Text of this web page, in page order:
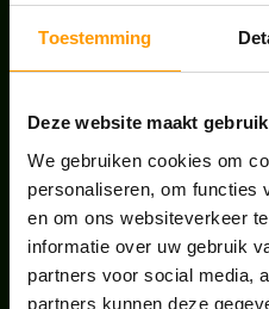
Toestemming
Deze website maakt
We gebruiken cookies om
personaliseren, om functies
en om ons websiteverkeer
informatie over uw gebruik
partners voor social media,
partners kunnen deze
BLOG: LUIS IN
PAKKEN WE
UNION HOUSE
juli 28, 2026
ONS TEAM
juni 17, 2026